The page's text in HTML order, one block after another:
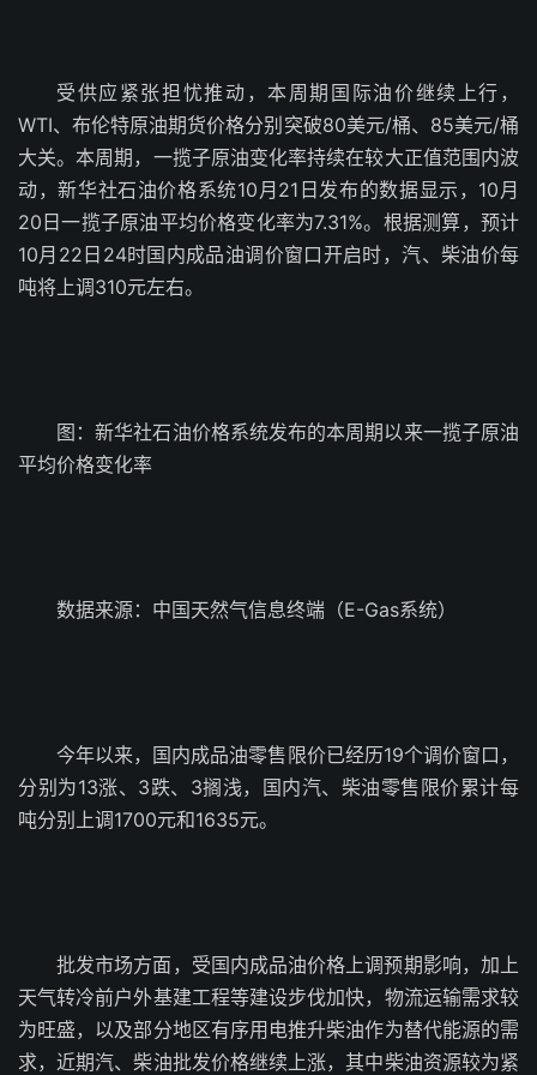
受供应紧张担忧推动，本周期国际油价继续上行，
WTI、布伦特原油期货价格分别突破80美元/桶、85美元/桶
大关。本周期，一揽子原油变化率持续在较大正值范围内波
动，新华社石油价格系统10月21日发布的数据显示，10月
20日一揽子原油平均价格变化率为7.31%。根据测算，预计
10月22日24时国内成品油调价窗口开启时，汽、柴油价每
吨将上调310元左右。
图：新华社石油价格系统发布的本周期以来一揽子原油
平均价格变化率
数据来源：中国天然气信息终端（E-Gas系统）
今年以来，国内成品油零售限价已经历19个调价窗口，
分别为13涨、3跌、3搁浅，国内汽、柴油零售限价累计每
吨分别上调1700元和1635元。
批发市场方面，受国内成品油价格上调预期影响，加上
天气转冷前户外基建工程等建设步伐加快，物流运输需求较
为旺盛，以及部分地区有序用电推升柴油作为替代能源的需
求，近期汽、柴油批发价格继续上涨，其中柴油资源较为紧